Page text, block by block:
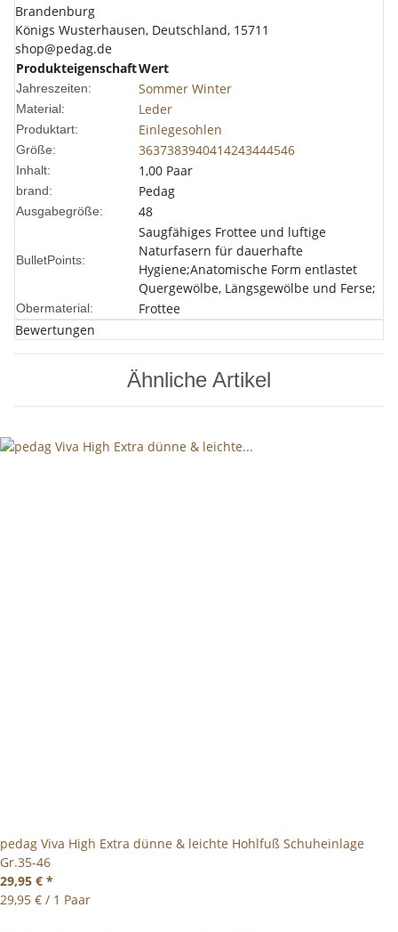
Brandenburg
Königs Wusterhausen, Deutschland, 15711
shop@pedag.de
ProdukteigenschaftWert
Jahreszeiten: Sommer Winter
Material: Leder
Produktart: Einlegesohlen
Größe: 3637383940414243444546
Inhalt: 1,00 Paar
brand: Pedag
Ausgabegröße: 48
BulletPoints:
Saugfähiges Frottee und luftige
Naturfasern für dauerhafte
Hygiene;Anatomische Form entlastet
Quergewölbe, Längsgewölbe und Ferse;
Obermaterial:
Frottee
Bewertungen
Ähnliche Artikel
pedag Viva High Extra dünne & leichte Hohlfuß Schuheinlage
Gr.35-46
29,95 € *
29,95 € / 1 Paar